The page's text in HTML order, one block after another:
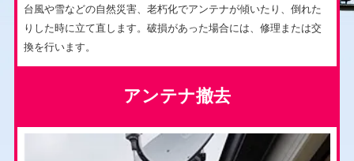
台風や雪などの自然災害、老朽化でアンテナが傾いたり、倒れた
りした時に立て直します。破損があった場合には、修理または交
換を行います。
アンテナ撤去